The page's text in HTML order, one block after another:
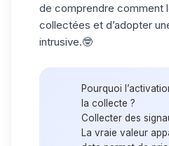
de comprendre comment
collectées et d’adopter
intrusive.🤓
Pourquoi
la collecte ?
Collecter des
La vraie valeur